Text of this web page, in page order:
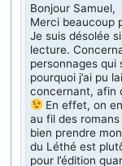
Bonjour Samuel,
Merci beaucoup
Je suis désolée
lecture.
personnages qui
pourquoi j’ai pu
concernant, afin
En effet, on
au fil des romans
bien prendre
du Léthé est
pour l’édition